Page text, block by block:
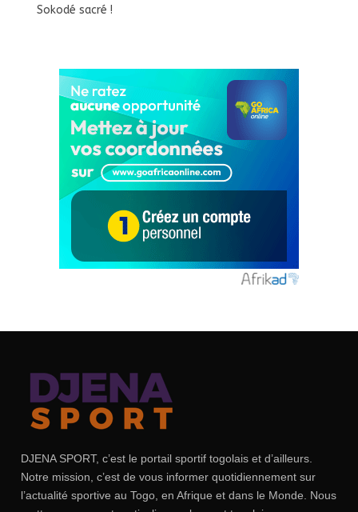
Sokodé sacré !
DJENA SPORT, c’est le portail sportif togolais et d’ailleurs.
Notre mission, c’est de vous informer quotidiennement sur
l’actualité sportive au Togo, en Afrique et dans le Monde. Nous